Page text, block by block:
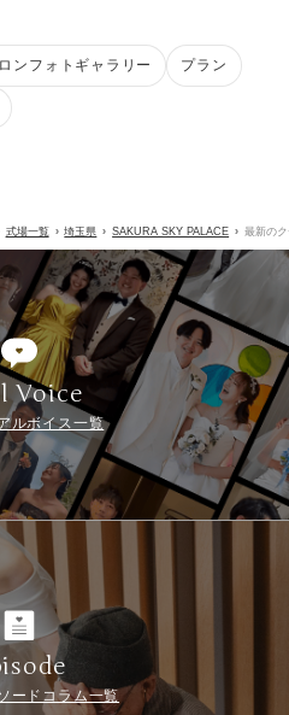
ンフォトギャラリー プラン
式場一覧 埼玉県 SAKURA SKY PALACE 最新の
Voice
ルボイス一覧
ードコラム一覧